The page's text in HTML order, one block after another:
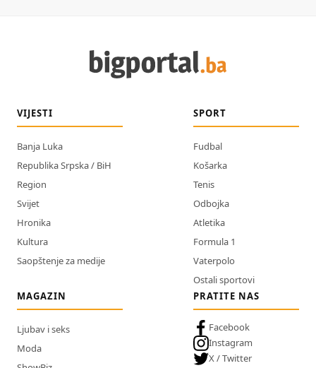
VIJESTI
Banja Luka
Republika Srpska / BiH
Region
Svijet
Hronika
Kultura
Saopštenje za medije
SPORT
Fudbal
Košarka
Tenis
Odbojka
Atletika
Formula 1
Vaterpolo
Ostali sportovi
MAGAZIN
Ljubav i seks
Moda
PRATITE NAS
Facebook
Instagram
X / Twitter